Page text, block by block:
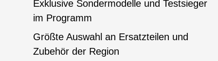
Exklusive Sondermodelle und Testsieger
im Programm
Größte Auswahl an Ersatzteilen und
Zubehör der Region